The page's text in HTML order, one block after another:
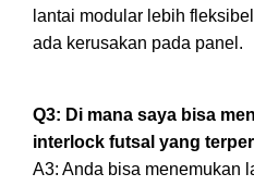
lantai modular lebih
ada kerusakan pada panel.
Q3: Di mana saya bisa
interlock futsal yang
A3: Anda bisa menemukan